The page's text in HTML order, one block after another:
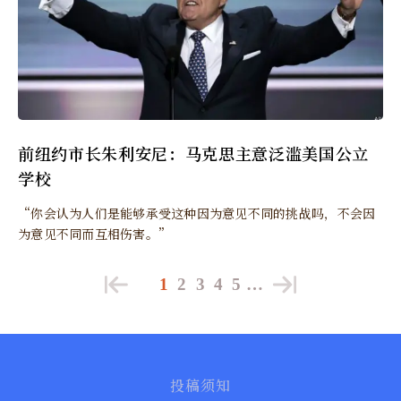
前纽约市长朱利安尼：马克思主意泛滥美国公立
学校
“你会认为人们是能够承受这种因为意见不同的挑战吗，不会因
为意见不同而互相伤害。”
1 2 3 4 5 …
投稿须知